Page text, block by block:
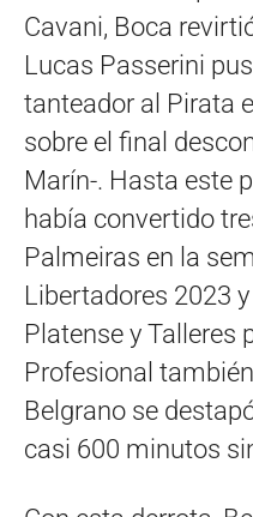
Cavani, Boca
Lucas Passerini
tanteador al Pirata
sobre el final
Marín-. Hasta este
había convertido
Palmeiras en la
Libertadores 2023
Platense y Talleres
Profesional
Belgrano se
casi 600 minutos